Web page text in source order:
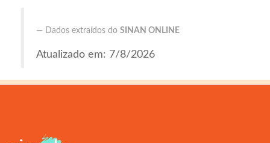
Dados extraídos doSINAN ONLINE
Atualizado em: 7/8/2026